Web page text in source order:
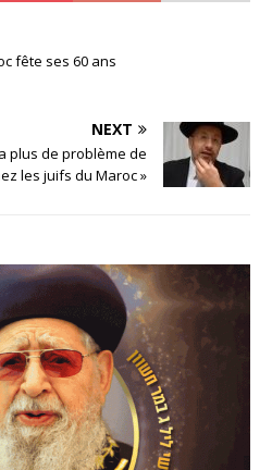
fête ses 60 ans
NEXT
a plus de problème de
les juifs du Maroc »